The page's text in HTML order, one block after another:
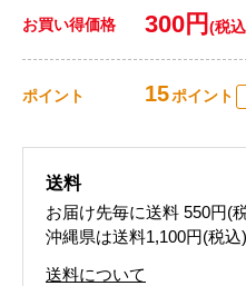
お買い得価格 300円 (税
ポイント 15ポイント
送料
お届け先毎に送料 550円(
沖縄県は送料1,100円(税込
送料について